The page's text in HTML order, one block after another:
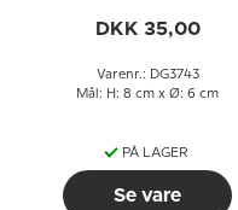
DKK 35,00
Varenr.: DG3743
Mål: H: 8 cm x Ø: 6 cm
PÅ LAGER
Se vare